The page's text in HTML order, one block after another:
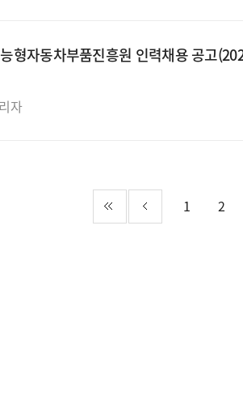
형자동차부품진흥원 인력채용 공고
자
1 2